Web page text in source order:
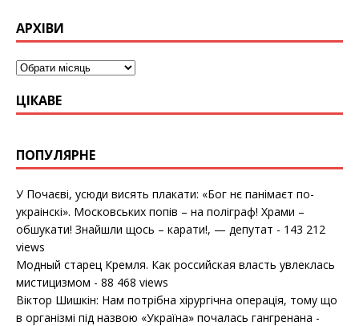
АРХІВИ
ЦІКАВЕ
ПОПУЛЯРНЕ
У Почаєві, усюди висять плакати: «Бог нє панімаєт по-
украінскі». Московських попів – на поліграф! Храми –
обшукати! Знайшли щось – карати!, — депутат - 143 212
views
Модный старец Кремля. Как российская власть увлеклась
мистицизмом - 88 468 views
Віктор Шишкін: Нам потрібна хірургічна операція, тому що
в організмі під назвою «Україна» почалась гангренана -